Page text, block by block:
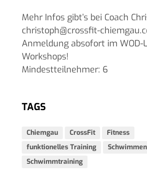
Mehr Infos gibt’s bei Coach
christoph@crossfit-
Anmeldung absofort im WOD-
Workshops!
Mindestteilnehmer: 6
TAGS
Chiemgau CrossFit
Fitness
funktionelles Training
Schwimmen
Schwimmtraining